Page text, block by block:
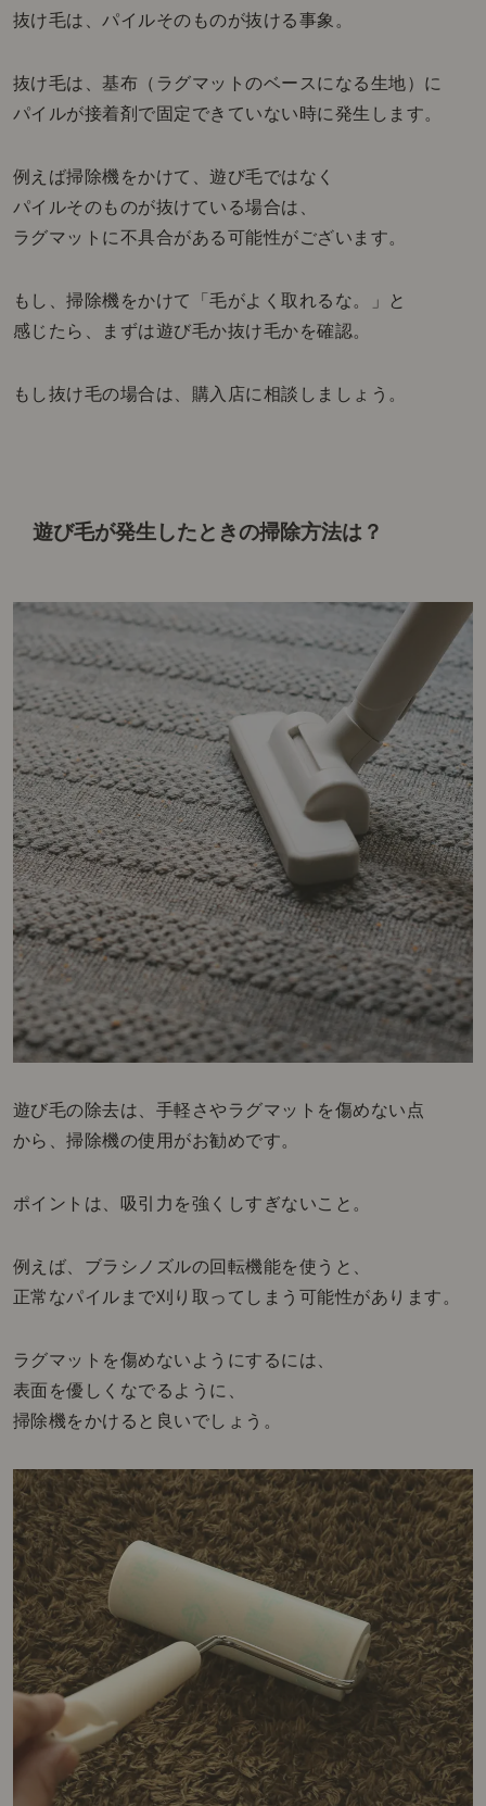
抜け毛は、パイルそのものが抜ける事象。
抜け毛は、基布（ラグマットのベースになる生地）に
パイルが接着剤で固定できていない時に発生します。
例えば掃除機をかけて、遊び毛ではなく
パイルそのものが抜けている場合は、
ラグマットに不具合がある可能性がございます。
もし、掃除機をかけて「毛がよく取れるな。」と
感じたら、まずは遊び毛か抜け毛かを確認。
もし抜け毛の場合は、購入店に相談しましょう。
遊び毛が発生したときの掃除方法は？
遊び毛の除去は、手軽さやラグマットを傷めない点
から、掃除機の使用がお勧めです。
ポイントは、吸引力を強くしすぎないこと。
例えば、ブラシノズルの回転機能を使うと、
正常なパイルまで刈り取ってしまう可能性があります。
ラグマットを傷めないようにするには、
表面を優しくなでるように、
掃除機をかけると良いでしょう。